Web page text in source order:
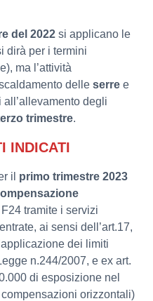
del 2022 si applicano le
dirà per i termini
ma l’attività
delle serre e
degli
trimestre.
INDICATI
il primo trimestre 2023
tramite i servizi
ai sensi dell’art.17,
dei limiti
n.244/2007, e ex art.
di esposizione nel
orizzontali)